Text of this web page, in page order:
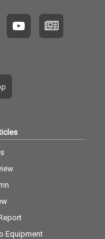
Equipment